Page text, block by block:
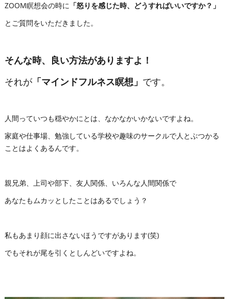
ZOOM瞑想会の時に 「怒りを感じた時、どうすればいいですか？」
とご質問をいただきました。
そんな時、良い方法がありますよ！
それが「マインドフルネス瞑想」 です。
人間っていつも穏やかにとは、なかなかいかないですよね。
家庭や仕事場、勉強している学校や趣味のサークルで人とぶつかる
ことはよくあるんです。
親兄弟、上司や部下、友人関係、いろんな人間関係で
あなたもムカッとしたことはあるでしょう？
私もあまり顔に出さないほうですがあります(笑)
でもそれが尾を引くとしんどいですよね。